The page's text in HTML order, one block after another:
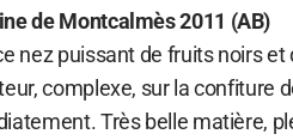
de Montcalmès 2011 (AB)
nez puissant de fruits noirs
complexe, sur la confiture
Très belle matière,